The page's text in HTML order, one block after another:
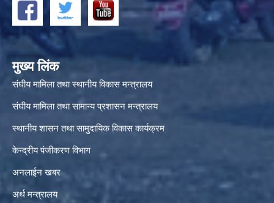
मुख्य लिंक
संघीय मामिला तथा स्थानीय विकास मन्त्रालय
संघीय मामिला तथा सामान्य प्रशासन मन्त्रालय
स्थानीय शासन तथा सामुदायिक विकास कार्यक्रम
केन्द्रीय पंजीकरण विभाग
अनलाईन खबर
अर्थ मन्त्रालय